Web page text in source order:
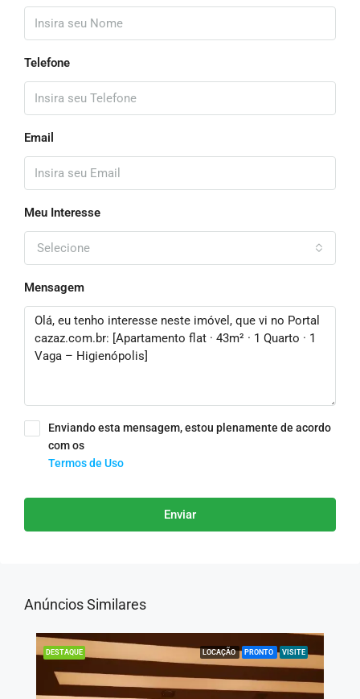
Telefone
Email
Meu Interesse
Selecione
Mensagem
Enviando esta mensagem, estou plenamente de acordo
com os
Termos de Uso
Enviar
Anúncios Similares
DESTAQUE LOCAÇÃO PRONTO VISITE